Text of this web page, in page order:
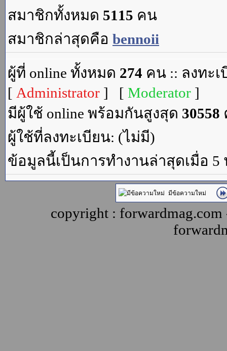
สมาชิกทั้งหมด 5115 คน
สมาชิกล่าสุดคือ bennoii
ผู้ที่ online ทั้งหมด 274 คน :: ลงทะ
[ Administrator ] [ Moderator ]
มีผู้ใช้ online พร้อมกันสูงสุด 30558
ผู้ใช้ที่ลงทะเบียน: (ไม่มี)
ข้อมูลนี้เป็นการทำงานล่าสุดเมื่อ 5
มีข้อความใหม่
copyright :